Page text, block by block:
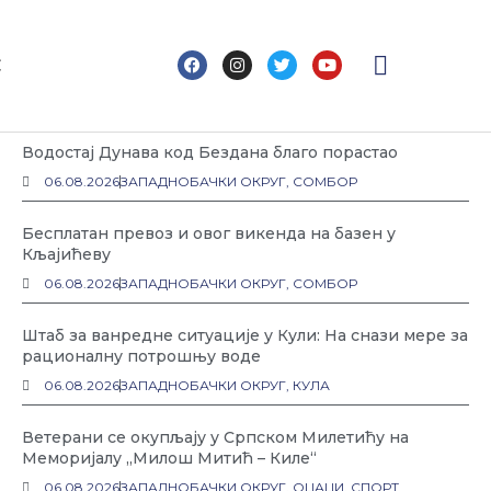
F
a
o
o
k
I
n
g
r
a
m
T
w
e
r
Y
o
b
e
Водостај Дунава код Бездана благо порастао
06.08.2026ЗАПАДНОБАЧКИ ОКРУГ, СОМБОР
Бесплатан превоз и овог викенда на базен у
Кљајићеву
06.08.2026ЗАПАДНОБАЧКИ ОКРУГ, СОМБОР
Штаб за ванредне ситуације у Кули: На снази мере за
рационалну потрошњу воде
06.08.2026ЗАПАДНОБАЧКИ ОКРУГ, КУЛА
Ветерани се окупљају у Српском Милетићу на
Меморијалу „Милош Митић – Киле“
06.08.2026ЗАПАДНОБАЧКИ ОКРУГ, ОЏАЦИ, СПОРТ